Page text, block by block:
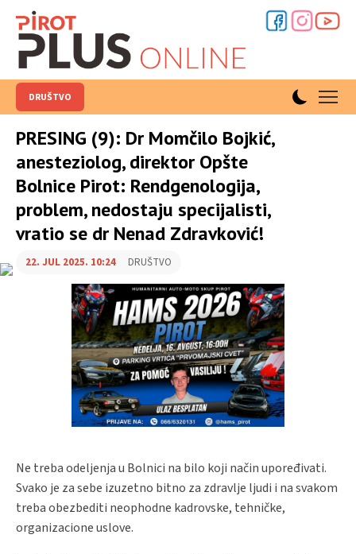
DRUŠTVO
PRESING (9): Dr Momčilo Bojkić,
anesteziolog, direktor Opšte
Bolnice Pirot: Rendgenologija,
problem, nedostaju specijalisti,
vratio se dr Nenad Zdravković!
22. JUL 2025. 10:24 DRUŠTVO
Ne treba odeljenja u Bolnici na bilo koji način upoređivati.
Svako je za sebe izuzetno bitno za zdravlje ljudi i na svakom
treba obezbediti neophodne kadrovske, tehničke,
organizacione uslove.